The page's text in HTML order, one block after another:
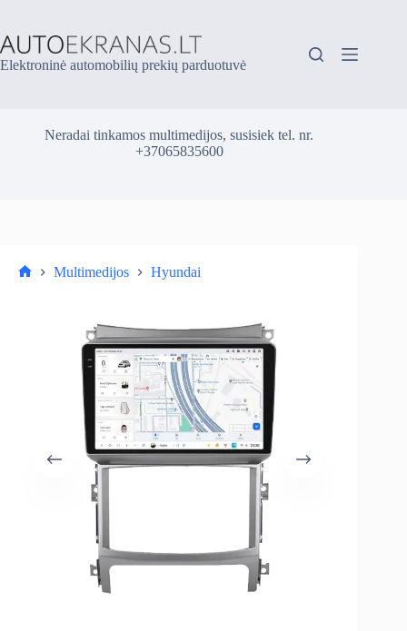
content
Elektroninė automobilių prekių parduotuvė
Neradai tinkamos multimedijos, susisiek tel. nr.
+37065835600
Multimedijos Hyundai